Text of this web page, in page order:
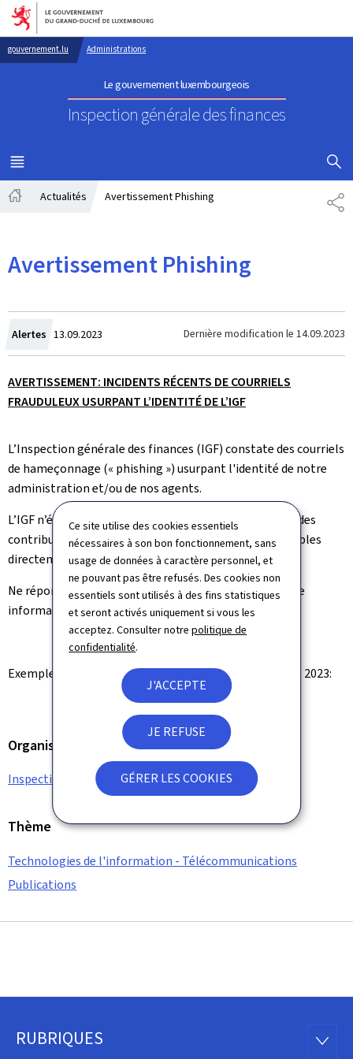
Ce site utilise des cookies essentiels
nécessaires à son bon fonctionnement, sans
usage de données à caractère personnel, et
ne pouvant pas être refusés. Des cookies non
essentiels sont utilisés à des fins statistiques
et seront activés uniquement si vous les
acceptez. Consulter notrepolitique de
confidentialité.
J'ACCEPTE
JE REFUSE
GÉRER LES COOKIES
Aller au menu principal
Aller au contenu
gouvernement.lu Administrations
Le gouvernement luxembourgeois
Inspection générale des finances
MENU
PRINCIPAL
Actualités Avertissement Phishing
Avertissement Phishing
Alertes Crée
le
13.09.2023 Dernière modification le 14.09.2023
AVERTISSEMENT: INCIDENTS RÉCENTS DE COURRIELS
FRAUDULEUX USURPANT L’IDENTITÉ DE L’IGF
L’Inspection générale des finances (IGF) constate des courriels
de hameçonnage (« phishing ») usurpant l'identité de notre
administration et/ou de nos agents.
L’IGF n’émet pas d’avis concernant la situation fiscale des
contribuables et elle ne contacte jamais les contribuables
directement.
Ne répondez pas à ces courriels et ne fournissez aucune
information personnelle.
Exemple de campagne de hameçonnage de septembre 2023:
Organisation
Inspection générale des finances (IGF)
Thème
Technologies de l'information - Télécommunications
Publications
Pied
RUBRIQUES